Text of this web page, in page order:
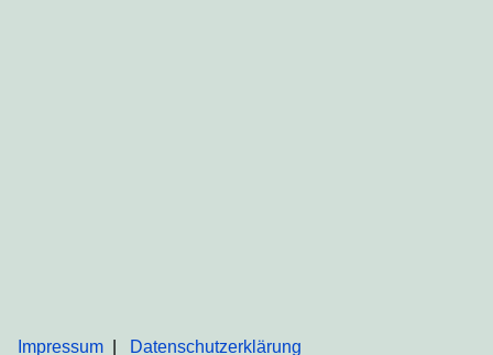
Impressum Datenschutzerklärung